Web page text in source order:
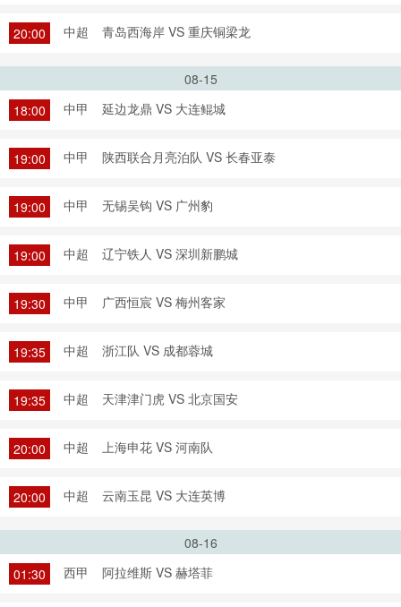
20:00 中超 青岛西海岸 VS 重庆铜梁龙
08-15
18:00
中甲 延边龙鼎 VS 大连鲲城
19:00 中甲 陕西联合月亮泊队 VS 长春亚泰
19:00 中甲 无锡吴钩 VS 广州豹
19:00 中超 辽宁铁人 VS 深圳新鹏城
19:30 中甲 广西恒宸 VS 梅州客家
19:35 中超 浙江队 VS 成都蓉城
19:35 中超 天津津门虎 VS 北京国安
20:00 中超 上海申花 VS 河南队
20:00 中超 云南玉昆 VS 大连英博
08-16
01:30
西甲 阿拉维斯 VS 赫塔菲